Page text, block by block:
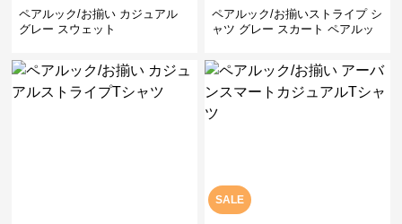
ペアルック/お揃い カジュアル
グレー スウェット
ペアルック/お揃いストライプ シ
ャツ グレー スカート ペアルッ
SALE